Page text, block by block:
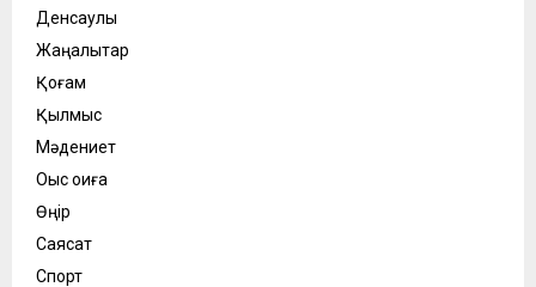
Денсаулық
Жаңалықтар
Қоғам
Қылмыс
Мәдениет
Оқыс оқиға
Өңір
Саясат
Спорт